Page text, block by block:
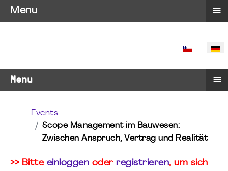
SPRACHE
Menu ≡
Events
Scope Management im Bauwesen:
Zwischen Anspruch, Vertrag und Realität
>> Bitte einloggen oder registrieren, um sich
Menu ≡